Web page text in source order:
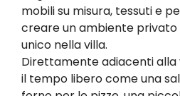
mobili su misura, tessuti e
creare un ambiente
unico nella villa.
Direttamente adiacenti alla
il tempo libero come una